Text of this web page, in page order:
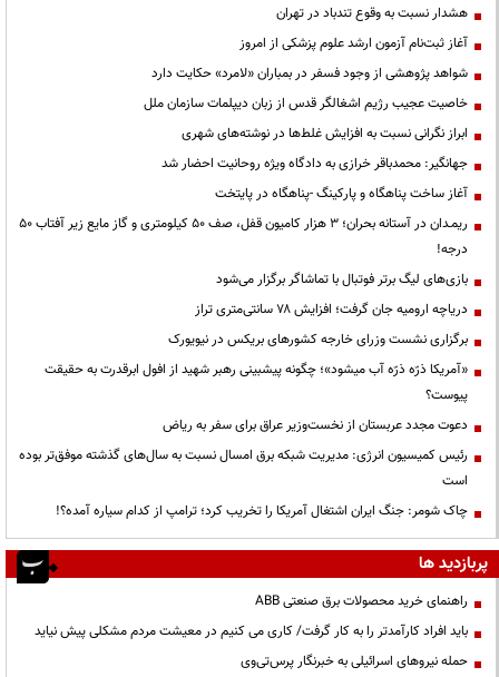
هشدار نسبت به وقوع تندباد در تهران
آغاز ثبت‌نام آزمون ارشد علوم پزشکی از امروز
شواهد پژوهشی از وجود فسفر در بمباران «لامرد» حکایت دارد
خاصیت عجیب رژیم اشغالگر قدس از زبان دیپلمات سازمان ملل
ابراز نگرانی نسبت به افزایش غلط‌ها در نوشته‌های شهری
جهانگیر: محمدباقر خرازی به دادگاه ویژه روحانیت احضار شد
آغاز ساخت پناهگاه و پارکینگ -پناهگاه در پایتخت
ریمـدان در آستانه بحران؛ ۳ هزار کامیون قفل، صف ۵۰ کیلومتری و گاز مایع زیر آفتاب ۵۰
درجه!
بازی‌های لیگ برتر فوتبال با تماشاگر برگزار می‌شود
دریاچه ارومیه جان گرفت؛ افزایش ۷۸ سانتی‌متری تراز
برگزاری نشست وزرای خارجه کشورهای بریکس در نیویورک
«آمریکا ذرّه ذرّه آب میشود»؛ چگونه پیشبینی رهبر شهید از افول ابرقدرت به حقیقت
پیوست؟
دعوت مجدد عربستان از نخست‌وزیر عراق برای سفر به ریاض
رئیس کمیسیون انرژی: مدیریت شبکه برق امسال نسبت به سال‌های گذشته موفق‌تر بوده
است
چاک شومر: جنگ ایران اشتغال آمریکا را تخریب کرد؛ ترامپ از کدام سیاره آمده؟!
پربازدید ها
راهنمای خرید محصولات برق صنعتی ABB
باید افراد کارآمدتر را به کار گرفت/ کاری می کنیم در معیشت مردم مشکلی پیش نیاید
حمله نیروهای اسرائیلی به خبرنگار پرس‌تی‌وی